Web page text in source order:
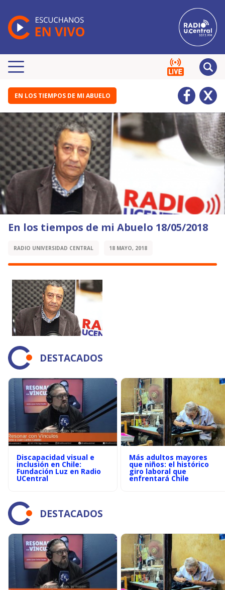
EN LOS TIEMPOS DE MI ABUELO
En los tiempos de mi Abuelo 18/05/2018
RADIO UNIVERSIDAD CENTRAL 18 MAYO, 2018
DESTACADOS
Discapacidad visual e
inclusión en Chile:
Fundación Luz en Radio
UCentral
Más adultos mayores
que niños: el histórico
giro laboral que
enfrentará Chile
DESTACADOS